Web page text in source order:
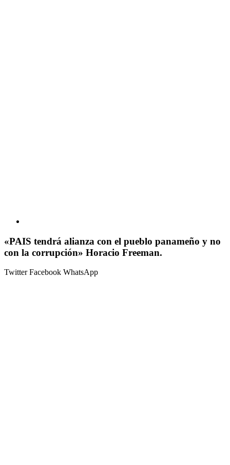
«PAIS tendrá alianza con el pueblo panameño y no
con la corrupción» Horacio Freeman.
TwitterFacebook WhatsApp